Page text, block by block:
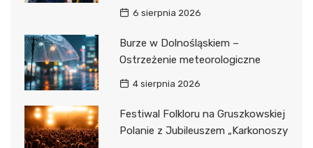
6 sierpnia 2026
Burze w Dolnośląskiem –
Ostrzeżenie meteorologiczne
4 sierpnia 2026
Festiwal Folkloru na Gruszkowskiej
Polanie z Jubileuszem „Karkonoszy